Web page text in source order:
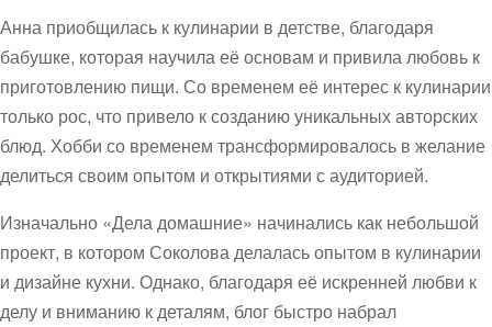
Анна приобщилась к кулинарии в детстве, благодаря
бабушке, которая научила её основам и привила любовь к
приготовлению пищи. Со временем её интерес к кулинарии
только рос, что привело к созданию уникальных авторских
блюд. Хобби со временем трансформировалось в желание
делиться своим опытом и открытиями с аудиторией.
Изначально «Дела домашние» начинались как небольшой
проект, в котором Соколова делалась опытом в кулинарии
и дизайне кухни. Однако, благодаря её искренней любви к
делу и вниманию к деталям, блог быстро набрал